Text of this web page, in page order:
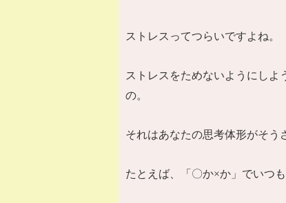
ストレスってつらいですよね。
ストレスをためないようにしよ
の。
それはあなたの思考体形がそう
たとえば、「〇か×か」でいつ